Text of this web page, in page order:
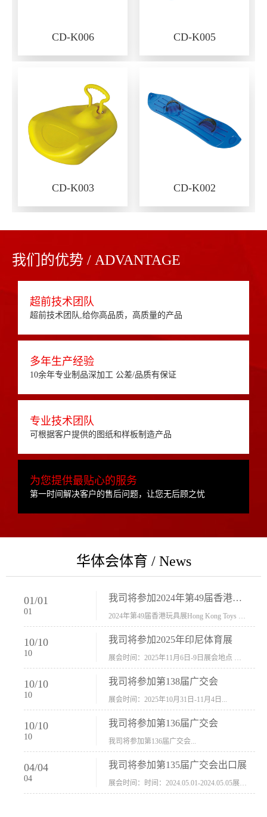
CD-K006 CD-K005
CD-K003 CD-K002
我们的优势 / ADVANTAGE
超前技术团队
超前技术团队,给你高品质，高质量的产品
多年生产经验
10余年专业制品深加工 公差/品质有保证
专业技术团队
可根据客户提供的图纸和样板制造产品
为您提供最贴心的服务
第一时间解决客户的售后问题，让您无后顾之忧
华体会体育 / News
01/01
01
我司将参加2024年第49届香港玩具展Hong Kong Toys & Games Fair 欢迎新···
10/10
10
我司将参加2025年印尼体育展
10/10
10
我司将参加第138届广交会
展会时间：2025年10月31日-11月4日...
10/10
10
我司将参加第136届广交会
我司将参加第136届广交会...
04/04
04
我司将参加第135届广交会出口展
展会时间：时间：2024.05.01-2024.05.05展会地址：中国进出口商品交易会展馆福建康莱宝公司展位号12.1G37-38、H11-12，浙江康莱宝展位号17.1B23-24、C19-20...